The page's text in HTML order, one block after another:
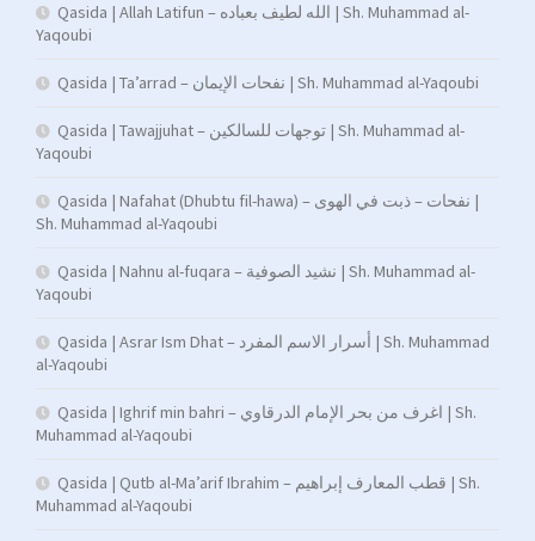
Qasida | Allah Latifun – الله لطيف بعباده | Sh. Muhammad al-
Yaqoubi
Qasida | Ta’arrad – نفحات الإيمان | Sh. Muhammad al-Yaqoubi
Qasida | Tawajjuhat – توجهات للسالكين | Sh. Muhammad al-
Yaqoubi
Qasida | Nafahat (Dhubtu fil-hawa) – نفحات – ذبت في الهوى |
Sh. Muhammad al-Yaqoubi
Qasida | Nahnu al-fuqara – نشيد الصوفية | Sh. Muhammad al-
Yaqoubi
Qasida | Asrar Ism Dhat – أسرار الاسم المفرد | Sh. Muhammad
al-Yaqoubi
Qasida | Ighrif min bahri – اغرف من بحر الإمام الدرقاوي | Sh.
Muhammad al-Yaqoubi
Qasida | Qutb al-Ma’arif Ibrahim – قطب المعارف إبراهيم | Sh.
Muhammad al-Yaqoubi